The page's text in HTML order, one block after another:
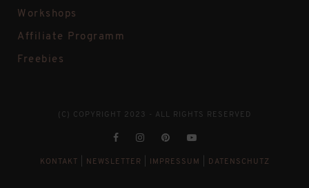
Workshops
Affiliate Programm
Freebies
(C) COPYRIGHT 2023 - ALL RIGHTS RESERVED
KONTAKT NEWSLETTER IMPRESSUM DATENSCHUTZ